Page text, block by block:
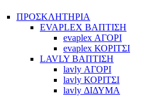
ΠΡΟΣΚΛΗΤΗΡΙΑ
EVAPLEX ΒΑΠΤΙΣΗ
evaplex ΑΓΟΡΙ
evaplex ΚΟΡΙΤΣΙ
LAVLY ΒΑΠΤΙΣΗ
lavly ΑΓΟΡΙ
lavly ΚΟΡΙΤΣΙ
lavly ΔΙΔΥΜΑ